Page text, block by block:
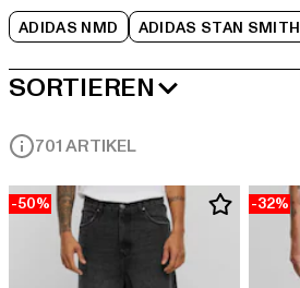
ADIDAS NMD ADIDAS STAN SMITH
SORTIEREN
BELIEBTESTE
701 ARTIKEL
-50% -32%